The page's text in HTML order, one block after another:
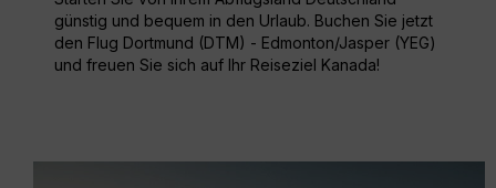
günstig und bequem in den Urlaub. Buchen Sie jetzt
den Flug Dortmund (DTM) - Edmonton/Jasper (YEG)
und freuen Sie sich auf Ihr Reiseziel Kanada!